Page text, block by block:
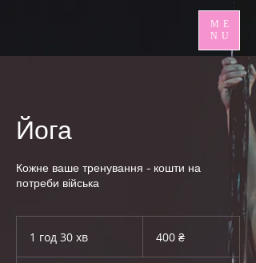
ME
NU
Йога
Кожне ваше тренування - кошти на
потреби війська
1 год 30 хв
гривень
400 ₴